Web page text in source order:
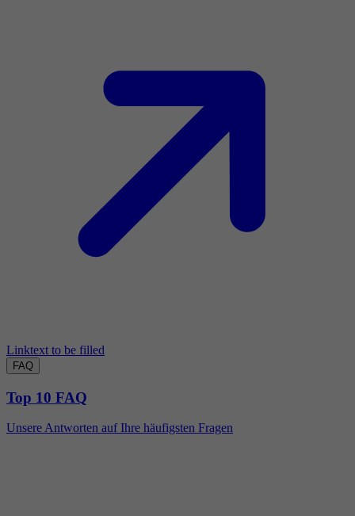
Linktext to be filled
FAQ
Top 10 FAQ
Unsere Antworten auf Ihre häufigsten Fragen